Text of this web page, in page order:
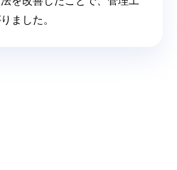
ました。